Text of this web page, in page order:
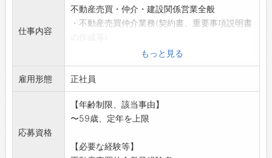
仕事内容
不動産売買・仲介・建設関係営業全般
・不動産売買仲介業務(契約書、重要事項説明書
・賃貸アパート・マンションの管理業務(入居者
対応・契約等)
・建設関係営業業務
・その他お問合せ対応等
変更範囲:変更なし
もっと見る
雇用形態 正社員
応募資格
【年齢制限、該当事由】
〜59歳、定年を上限
【必要な経験等】